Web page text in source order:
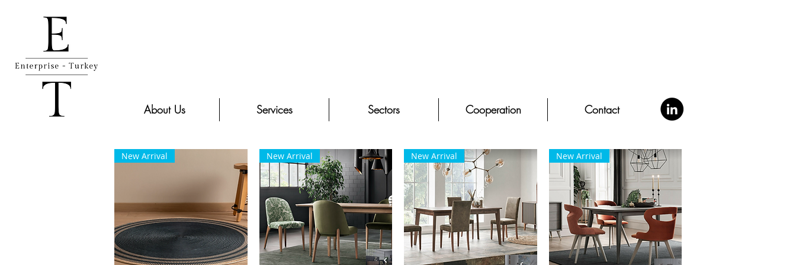
About Us Services Sectors Cooperation Contact
New Arrival New Arrival New Arrival New Arrival